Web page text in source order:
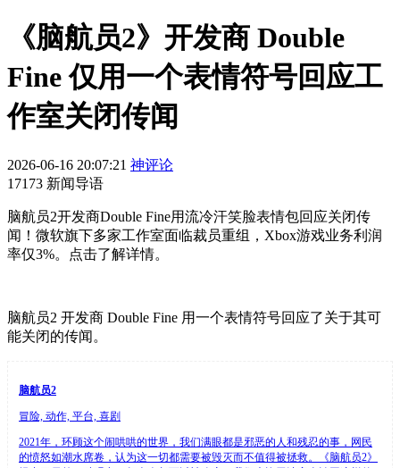
《脑航员2》开发商 Double
Fine 仅用一个表情符号回应工
作室关闭传闻
2026-06-16 20:07:21 神评论
17173 新闻导语
脑航员2开发商Double Fine用流冷汗笑脸表情包回应关闭传
闻！微软旗下多家工作室面临裁员重组，Xbox游戏业务利润
率仅3%。点击了解详情。
脑航员2 开发商 Double Fine 用一个表情符号回应了关于其可
能关闭的传闻。
脑航员2
冒险, 动作, 平台, 喜剧
2021年，环顾这个闹哄哄的世界，我们满眼都是邪恶的人和残忍的事，网民
的愤怒如潮水席卷，认为这一切都需要被毁灭而不值得被拯救。《脑航员2》